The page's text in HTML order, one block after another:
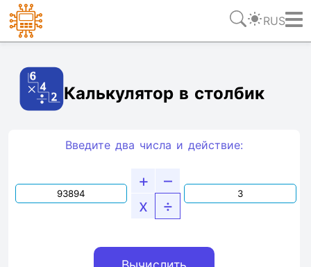
RUS
Калькулятор в столбик
Введите два числа и действие:
+
–
x
÷